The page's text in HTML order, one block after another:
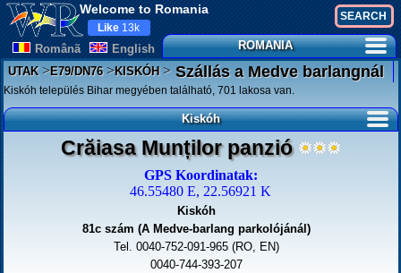
Welcome to Romania
Românã English
Like 13k
ROMANIA
UTAK>E79/DN76>KISKÓH>Szállás a Medve barlangnál
Kiskóh település Bihar megyében található, 701 lakosa van.
Kiskóh
Crăiasa Munților panzió
GPS Koordinatak:
46.55480 E, 22.56921 K
Kiskóh
81c szám (A Medve-barlang parkolójánál)
Tel. 0040-752-091-965 (RO, EN)
0040-744-393-207